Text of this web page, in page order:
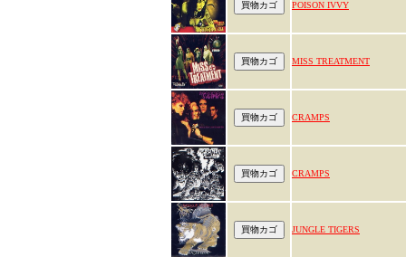
POISON IVVY
MISS TREATMENT
CRAMPS
CRAMPS
JUNGLE TIGERS